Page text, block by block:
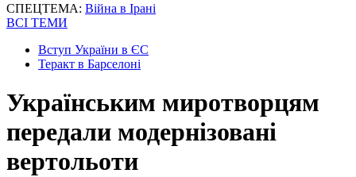
СПЕЦТЕМА: Війна в Ірані
ВСІ ТЕМИ
Вступ України в ЄС
Теракт в Барселоні
Українським миротворцям
передали модернізовані
вертольоти